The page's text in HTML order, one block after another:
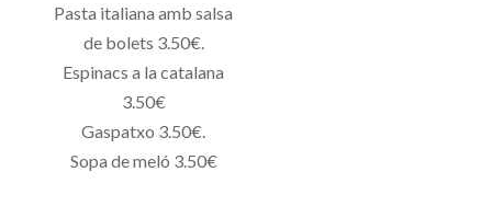
Pasta italiana amb salsa
de bolets 3.50€.
Espinacs a la catalana
3.50€
Gaspatxo 3.50€.
Sopa de meló 3.50€